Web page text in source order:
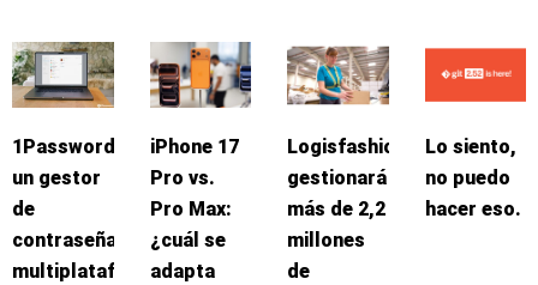
1Password:
un gestor
de
contraseñas
multiplataforma
iPhone 17
Pro vs.
Pro Max:
¿cuál se
adapta
Logisfashion
gestionará
más de 2,2
millones
de
Lo siento,
no puedo
hacer eso.